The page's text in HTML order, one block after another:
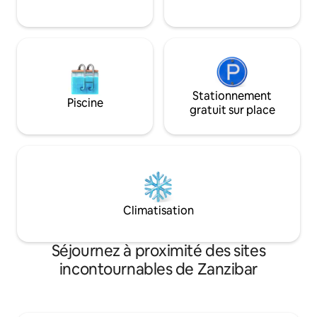
moyennant des frais supplémentaires.
petit déjeuner est
Piscine
Stationnement
gratuit sur place
Climatisation
Séjournez à proximité des sites
incontournables de Zanzibar